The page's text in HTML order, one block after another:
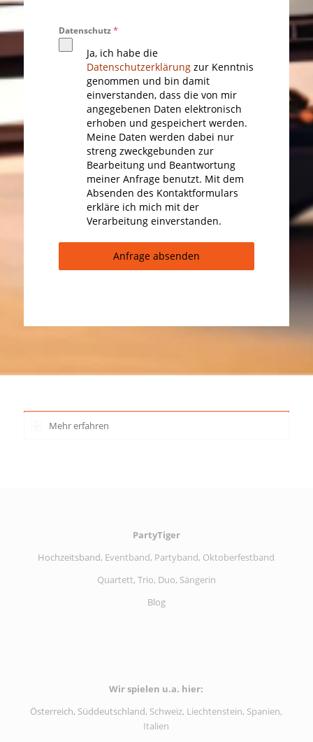
Datenschutz*
Ja, ich habe die
Datenschutzerklärungzur Kenntnis
genommen und bin damit
einverstanden, dass die von mir
angegebenen Daten elektronisch
erhoben und gespeichert werden.
Meine Daten werden dabei nur
streng zweckgebunden zur
Bearbeitung und Beantwortung
meiner Anfrage benutzt. Mit dem
Absenden des Kontaktformulars
erkläre ich mich mit der
Verarbeitung einverstanden.
Anfrage absenden
Mehr erfahren
PartyTiger
Hochzeitsband, Eventband, Partyband, Oktoberfestband
Quartett, Trio, Duo, Sängerin
Blog
Wir spielen u.a. hier:
Österreich, Süddeutschland, Schweiz, Liechtenstein, Spanien,
Italien